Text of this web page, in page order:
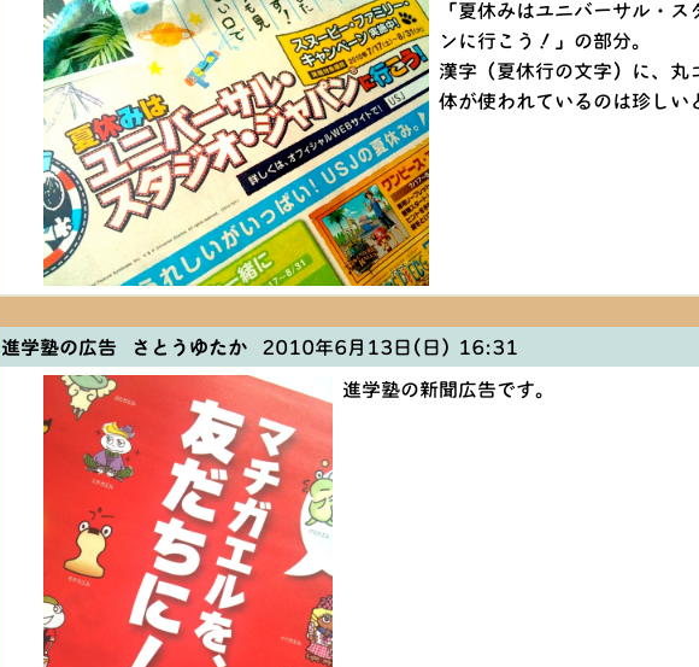
「夏休みはユニバーサル・ス
ンに行こう！」の部分。
漢字（夏休行の文字）に、丸
体が使われているのは珍しい
進学塾の広告 さとうゆたか2010年6月13日(日) 16:31
進学塾の新聞広告です。